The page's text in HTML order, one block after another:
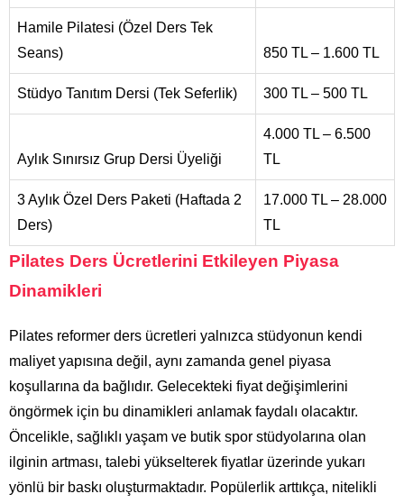
Hamile Pilatesi (Özel Ders Tek
Seans)
850 TL – 1.600 TL
Stüdyo Tanıtım Dersi (Tek Seferlik) 300 TL – 500 TL
Aylık Sınırsız Grup Dersi Üyeliği
4.000 TL – 6.500
TL
3 Aylık Özel Ders Paketi (Haftada 2
Ders)
17.000 TL – 28.000
TL
Pilates Ders Ücretlerini Etkileyen Piyasa
Dinamikleri
Pilates reformer ders ücretleri yalnızca stüdyonun kendi
maliyet yapısına değil, aynı zamanda genel piyasa
koşullarına da bağlıdır. Gelecekteki fiyat değişimlerini
öngörmek için bu dinamikleri anlamak faydalı olacaktır.
Öncelikle, sağlıklı yaşam ve butik spor stüdyolarına olan
ilginin artması, talebi yükselterek fiyatlar üzerinde yukarı
yönlü bir baskı oluşturmaktadır. Popülerlik arttıkça, nitelikli